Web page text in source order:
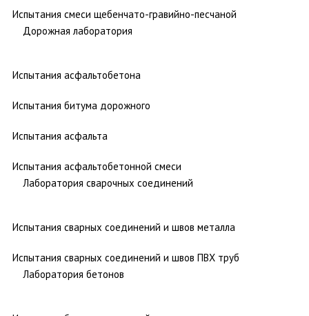
Испытания смеси щебенчато-гравийно-песчаной
Дорожная лаборатория
Испытания асфальтобетона
Испытания битума дорожного
Испытания асфальта
Испытания асфальтобетонной смеси
Лаборатория сварочных соединений
Испытания сварных соединений и швов металла
Испытания сварных соединений и швов ПВХ труб
Лаборатория бетонов